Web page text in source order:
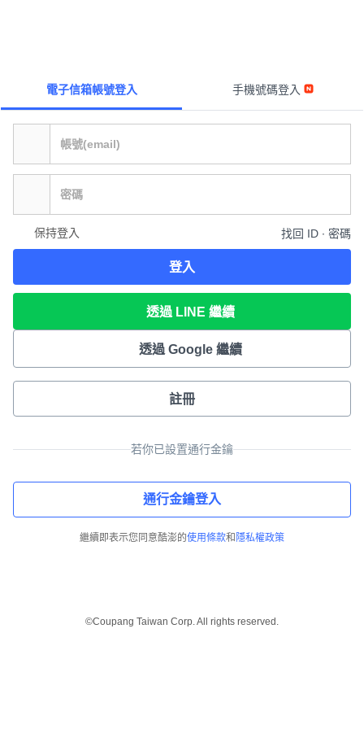
電子信箱帳號登入 手機號碼登入
保持登入 找回 ID ∙ 密碼
登入
透過 LINE 繼續
透過 Google 繼續
註冊
若你已設置通行金鑰
通行金鑰登入
繼續即表示您同意酷澎的使用條款和 隱私權政策
©Coupang Taiwan Corp. All rights reserved.